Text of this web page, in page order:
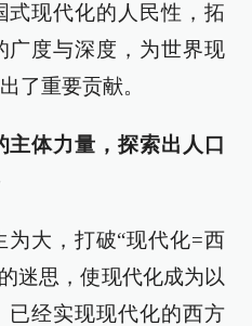
式现代化的人民性，拓
广度与深度，为世界现
了重要贡献。
主体力量，探索出人口
大，打破“现代化=西
迷思，使现代化成为以
已经实现现代化的西方